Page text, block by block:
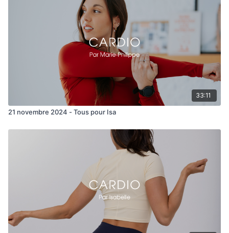
33:11
21 novembre 2024 - Tous pour Isa